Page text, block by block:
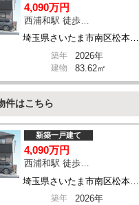
埼玉県さいたま市南区松本1丁目
4,090万円
築年 2026年
建物 83.62㎡
件はこちら
新築一戸建て
4,090万円
西浦和駅 徒歩14分
築年 2026年